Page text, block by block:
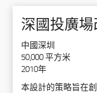
深國投廣場
中國深圳
50,000 平方米
2010年
本設計的策略旨在